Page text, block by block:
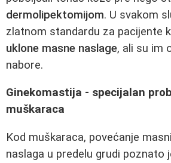
dermolipektomijom. U svakom
zlatnom standardu za pacijente
uklone masne naslage, ali su im
nabore.
Ginekomastija - specijalan
muškaraca
Kod muškaraca, povećanje
naslaga u predelu grudi poznato